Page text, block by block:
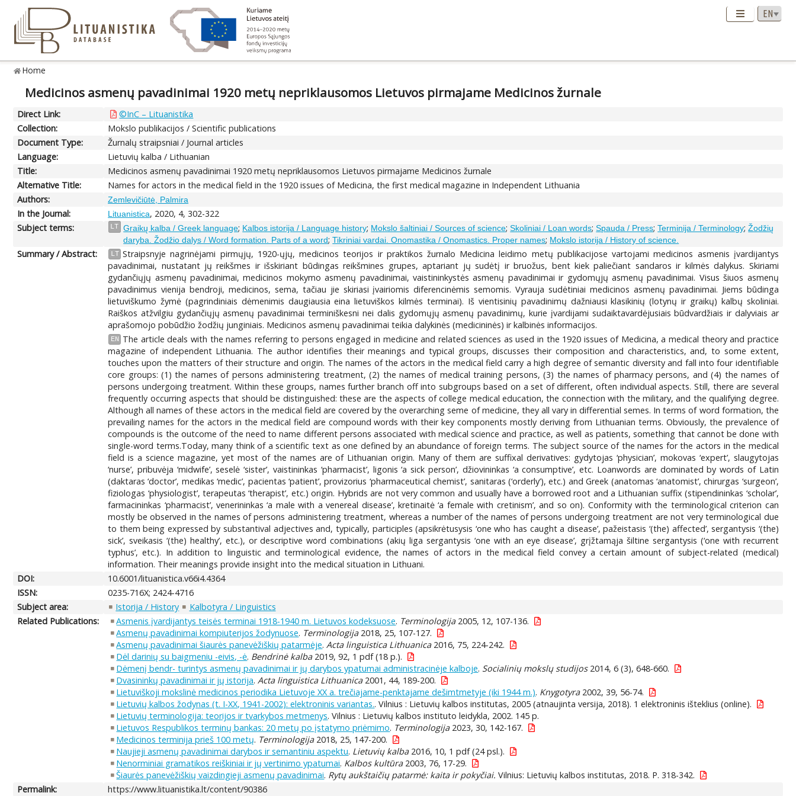
Home
Medicinos asmenų pavadinimai 1920 metų nepriklausomos Lietuvos pirmajame Medicinos žurnale
Direct Link:
©InC – Lituanistika
Collection:
Mokslo publikacijos / Scientific publications
Document Type:
Žurnalų straipsniai / Journal articles
Language:
Lietuvių kalba / Lithuanian
Title:
Medicinos asmenų pavadinimai 1920 metų nepriklausomos Lietuvos pirmajame Medicinos žurnale
Alternative Title:
Names for actors in the medical field in the 1920 issues of Medicina, the first medical magazine in Independent Lithuania
Authors:
Zemlevičiūtė, Palmira
In the Journal: Lituanistica, 2020, 4, 302-322
Subject terms:
LT Graikų kalba / Greek language; Kalbos istorija / Language history; Mokslo šaltiniai / Sources of science;Skoliniai / Loan words;Spauda / Press;Terminija / Terminology;Žodžių
daryba. Žodžio dalys / Word formation. Parts of a word;Tikriniai vardai. Onomastika / Onomastics. Proper names; Mokslo istorija / History of science.
Summary / Abstract: LT Straipsnyje nagrinėjami pirmųjų, 1920-ųjų, medicinos teorijos ir praktikos žurnalo Medicina leidimo metų publikacijose vartojami medicinos asmenis įvardijantys
pavadinimai, nustatant jų reikšmes ir išskiriant būdingas reikšmines grupes, aptariant jų sudėtį ir bruožus, bent kiek paliečiant sandaros ir kilmės dalykus. Skiriami
gydančiųjų asmenų pavadinimai, medicinos mokymo asmenų pavadinimai, vaistininkystės asmenų pavadinimai ir gydomųjų asmenų pavadinimai. Visus šiuos asmenų
pavadinimus vienija bendroji, medicinos, sema, tačiau jie skiriasi įvairiomis diferencinėmis semomis. Vyrauja sudėtiniai medicinos asmenų pavadinimai. Jiems būdinga
lietuviškumo žymė (pagrindiniais dėmenimis daugiausia eina lietuviškos kilmės terminai). Iš vientisinių pavadinimų dažniausi klasikinių (lotynų ir graikų) kalbų skoliniai.
Raiškos atžvilgiu gydančiųjų asmenų pavadinimai terminiškesni nei dalis gydomųjų asmenų pavadinimų, kurie įvardijami sudaiktavardėjusiais būdvardžiais ir dalyviais ar
aprašomojo pobūdžio žodžių junginiais. Medicinos asmenų pavadinimai teikia dalykinės (medicininės) ir kalbinės informacijos.
EN
The article deals with the names referring to persons engaged in medicine and related sciences as used in the 1920 issues of Medicina, a medical theory and practice
magazine of independent Lithuania. The author identifies their meanings and typical groups, discusses their composition and characteristics, and, to some extent,
touches upon the matters of their structure and origin. The names of the actors in the medical field carry a high degree of semantic diversity and fall into four identifiable
core groups: (1) the names of persons administering treatment, (2) the names of medical training persons, (3) the names of pharmacy persons, and (4) the names of
persons undergoing treatment. Within these groups, names further branch off into subgroups based on a set of different, often individual aspects. Still, there are several
frequently occurring aspects that should be distinguished: these are the aspects of college medical education, the connection with the military, and the qualifying degree.
Although all names of these actors in the medical field are covered by the overarching seme of medicine, they all vary in differential semes. In terms of word formation, the
prevailing names for the actors in the medical field are compound words with their key components mostly deriving from Lithuanian terms. Obviously, the prevalence of
compounds is the outcome of the need to name different persons associated with medical science and practice, as well as patients, something that cannot be done with
single-word terms.Today, many think of a scientific text as one defined by an abundance of foreign terms. The subject source of the names for the actors in the medical
field is a science magazine, yet most of the names are of Lithuanian origin. Many of them are suffixal derivatives: gydytojas ‘physician’, mokovas ‘expert’, slaugytojas
‘nurse’, pribuvėja ‘midwife’, seselė ‘sister’, vaistininkas ‘pharmacist’, ligonis ‘a sick person’, džiovininkas ‘a consumptive’, etc. Loanwords are dominated by words of Latin
(daktaras ‘doctor’, medikas ‘medic’, pacientas ‘patient’, provizorius ‘pharmaceutical chemist’, sanitaras (‘orderly’), etc.) and Greek (anatomas ‘anatomist’, chirurgas ‘surgeon’,
fiziologas ‘physiologist’, terapeutas ‘therapist’, etc.) origin. Hybrids are not very common and usually have a borrowed root and a Lithuanian suffix (stipendininkas ‘scholar’,
farmacininkas ‘pharmacist’, venerininkas ‘a male with a venereal disease’, kretinaitė ‘a female with cretinism’, and so on). Conformity with the terminological criterion can
mostly be observed in the names of persons administering treatment, whereas a number of the names of persons undergoing treatment are not very terminological due
to them being expressed by substantival adjectives and, typically, participles (apsikrėtusysis ‘one who has caught a disease’, pažeistasis ‘(the) affected’, sergantysis ‘(the)
sick’, sveikasis ‘(the) healthy’, etc.), or descriptive word combinations (akių liga sergantysis ‘one with an eye disease’, grįžtamąja šiltine sergantysis (‘one with recurrent
typhus’, etc.). In addition to linguistic and terminological evidence, the names of actors in the medical field convey a certain amount of subject-related (medical)
information. Their meanings provide insight into the medical situation in Lithuani.
DOI:
10.6001/lituanistica.v66i4.4364
ISSN:
0235-716X; 2424-4716
Subject area:
Istorija / History
Kalbotyra / Linguistics
Related Publications:
Asmenis įvardijantys teisės terminai 1918-1940 m. Lietuvos kodeksuose. Terminologija2005, 12, 107-136.
Asmenų pavadinimai kompiuterijos žodynuose. Terminologija2018, 25, 107-127.
Asmenų pavadinimai šiaurės panevėžiškių patarmėje. Acta linguistica Lithuanica2016, 75, 224-242.
Dėl darinių su baigmeniu -eivis, -ė. Bendrinė kalba2019, 92, 1 pdf (18 p.).
Dėmenį bendr- turintys asmenų pavadinimai ir jų darybos ypatumai administracinėje kalboje. Socialinių mokslų studijos2014, 6 (3), 648-660.
Dvasininkų pavadinimai ir jų istorija. Acta linguistica Lithuanica2001, 44, 189-200.
Lietuviškoji mokslinė medicinos periodika Lietuvoje XX a. trečiajame-penktajame dešimtmetyje (iki 1944 m.). Knygotyra2002, 39, 56-74.
Lietuvių kalbos žodynas (t. I-XX, 1941-2002): elektroninis variantas.. Vilnius : Lietuvių kalbos institutas, 2005 (atnaujinta versija, 2018). 1 elektroninis išteklius (online).
Lietuvių terminologija: teorijos ir tvarkybos metmenys. Vilnius : Lietuvių kalbos instituto leidykla, 2002. 145 p.
Lietuvos Respublikos terminų bankas: 20 metų po įstatymo priėmimo. Terminologija2023, 30, 142-167.
Medicinos terminija prieš 100 metų. Terminologija2018, 25, 147-200.
Naujieji asmenų pavadinimai darybos ir semantiniu aspektu. Lietuvių kalba2016, 10, 1 pdf (24 psl.).
Nenorminiai gramatikos reiškiniai ir jų vertinimo ypatumai. Kalbos kultūra2003, 76, 17-29.
Šiaurės panevėžiškių vaizdingieji asmenų pavadinimai. Rytų aukštaičių patarmė: kaita ir pokyčiai. Vilnius: Lietuvių kalbos institutas, 2018. P. 318-342.
Permalink:
https://www.lituanistika.lt/content/90386